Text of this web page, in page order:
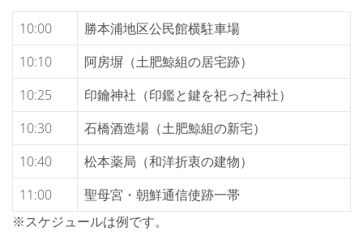
10:00
勝本浦地区公民館横駐車場
10:10
阿房塀（土肥鯨組の居宅跡）
10:25
印鑰神社（印鑑と鍵を祀った神社）
10:30
石橋酒造場（土肥鯨組の新宅）
10:40
松本薬局（和洋折衷の建物）
11:00
聖母宮・朝鮮通信使跡一帯
※スケジュールは例です。